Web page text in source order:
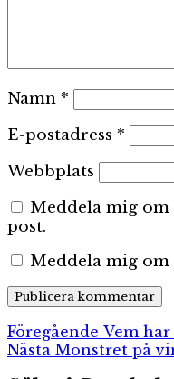
Namn *
E-postadress *
Webbplats
Meddela mig
post.
Meddela mig om
Föregående
inlägg:
Vem har
Nästa Nästa
Monstret på